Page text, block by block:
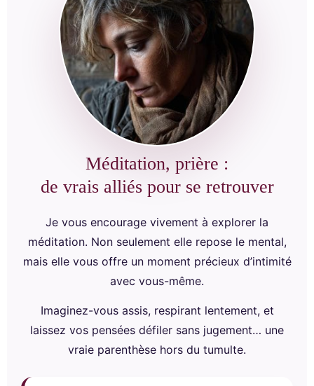
Méditation, prière :
de vrais alliés pour se retrouver
Je vous encourage vivement à explorer la
méditation. Non seulement elle repose le mental,
mais elle vous offre un moment précieux d’intimité
avec vous-même.
Imaginez-vous assis, respirant lentement, et
laissez vos pensées défiler sans jugement… une
vraie parenthèse hors du tumulte.